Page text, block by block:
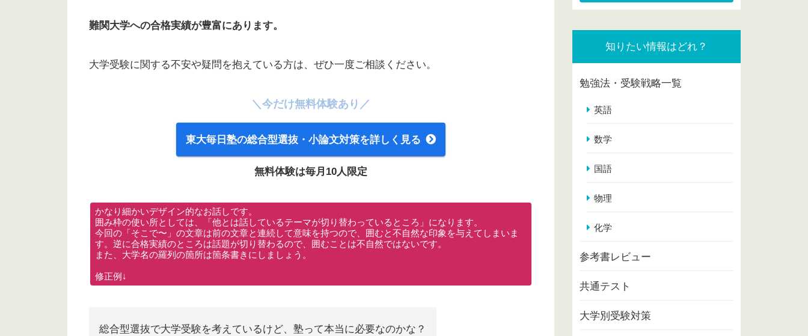
難関大学への合格実績が豊富にあります。
大学受験に関する不安や疑問を抱えている方は、ぜひ一度ご相談ください。
＼今だけ無料体験あり／
東大毎日塾の総合型選抜・小論文対策を詳しく見る
無料体験は毎月10人限定
かなり細かいデザイン的なお話しです。
囲み枠の使い所としては、「他とは話しているテーマが切り替わっているところ」になります。
今回の「そこで〜」の文章は前の文章と連続して意味を持つので、囲むと不自然な印象を与えてしまいま
す。逆に合格実績のところは話題が切り替わるので、囲むことは不自然ではないです。
また、大学名の羅列の箇所は箇条書きにしましょう。
修正例↓
総合型選抜で大学受験を考えているけど、塾って本当に必要なのかな？
知りたい情報はどれ？
勉強法・受験戦略一覧
英語
数学
国語
物理
化学
参考書レビュー
共通テスト
大学別受験対策